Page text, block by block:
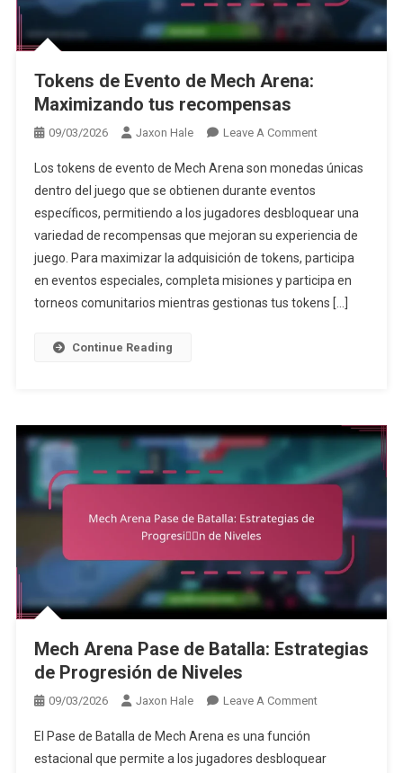
Tokens de Evento de Mech Arena:
Maximizando tus recompensas
09/03/2026 Jaxon Hale Leave A CommentOn
De
De
Mech
Arena:
Maximizando
Tus
Los tokens de evento de Mech Arena son monedas únicas
dentro del juego que se obtienen durante eventos
específicos, permitiendo a los jugadores desbloquear una
variedad de recompensas que mejoran su experiencia de
juego. Para maximizar la adquisición de tokens, participa
en eventos especiales, completa misiones y participa en
torneos comunitarios mientras gestionas tus tokens […]
Continue Reading
Mech Arena Pase de Batalla: Estrategias
de Progresión de Niveles
09/03/2026 Jaxon Hale Leave A CommentOn
Pase
El Pase de Batalla de Mech Arena es una función
estacional que permite a los jugadores desbloquear